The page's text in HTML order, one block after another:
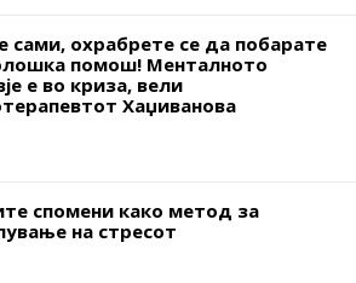
сами, охрабрете се да побарате
помош! Менталното
е во криза, вели
Хаџиванова
спомени како метод за
на стресот